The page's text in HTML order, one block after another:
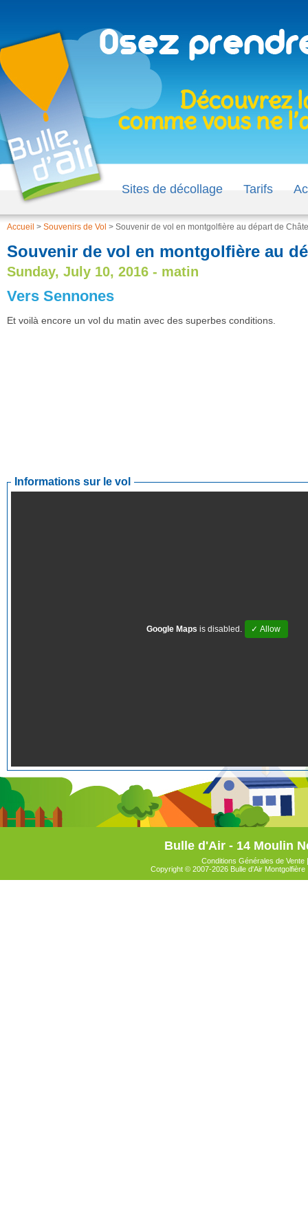
Sites de décollage Tarifs
Accueil > Souvenirs de Vol > Souvenir de vol en montgolfière au départ de
Souvenir de vol en montgolfière au
Sunday, July 10, 2016 - matin
Vers Sennones
Et voilà encore un vol du matin avec des superbes conditions.
Informations sur le vol
Google Maps is disabled. ✓ Allow
Bulle d'Air - 14 Moulin
Conditions Générales de Vente
Copyright © 2007-2026 Bulle d'Air